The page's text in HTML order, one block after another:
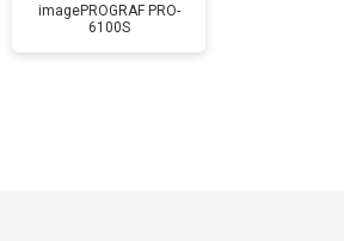
imagePROGRAF PRO-
6100S